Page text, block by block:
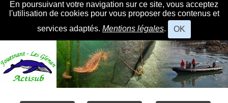
En poursuivant votre navigation sur ce site, vous acceptez
l'utilisation de cookies pour vous proposer des contenus et
services adaptés. Mentions légales. OK